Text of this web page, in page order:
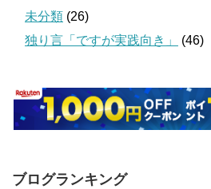
未分類 (26)
独り言「ですが実践向き」
(46)
ブログランキング